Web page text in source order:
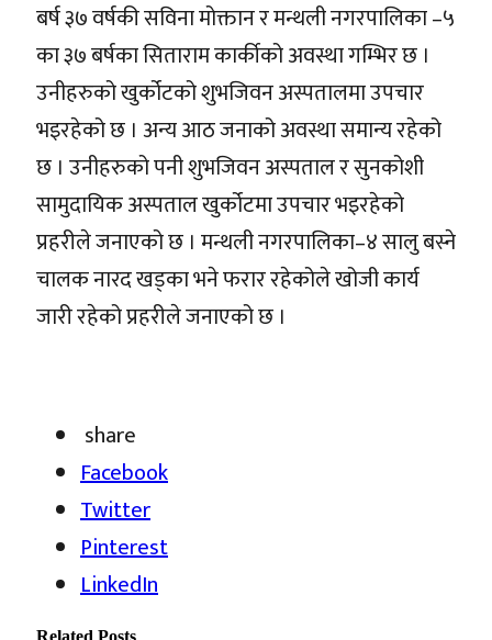
बर्ष ३७ वर्षकी सविना मोक्तान र मन्थली नगरपालिका –५
का ३७ बर्षका सिताराम कार्कीको अवस्था गम्भिर छ ।
उनीहरुको खुर्कोटको शुभजिवन अस्पतालमा उपचार
भइरहेको छ । अन्य आठ जनाको अवस्था समान्य रहेको
छ । उनीहरुको पनी शुभजिवन अस्पताल र सुनकोशी
सामुदायिक अस्पताल खुर्कोटमा उपचार भइरहेको
प्रहरीले जनाएको छ । मन्थली नगरपालिका–४ सालु बस्ने
चालक नारद खड्का भने फरार रहेकोले खोजी कार्य
जारी रहेको प्रहरीले जनाएको छ ।
share
Facebook
Twitter
Pinterest
LinkedIn
Related Posts